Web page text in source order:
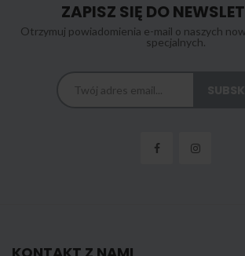
ZAPISZ SIĘ DO
Otrzymuj powiadomienia e-mail o naszych
specjalnych.